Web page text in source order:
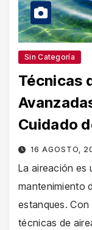
Sin Categoría
Técnicas
Cuidado
16 AGOSTO,
La aireación es
mantenimiento
estanques.
técnicas de